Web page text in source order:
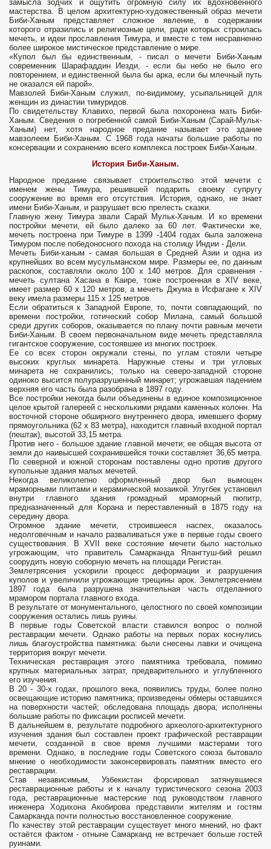
замысла зодчих и ощутить огромную силу их вдохновенного
мастерства. В целом архитектурно-художественный образ мечети
Биби-Ханым представляет сложное явление, в содержании
которого отразились и религиозные цели, ради которых строилась
мечеть, и идеи прославления Тимура, и вместе с тем несравненно
более широкое мистическое представление о мире.
«Купол был бы единственным, - писал о мечети Биби-Ханым
современник Шарафаддин Иезди, - если бы небо не было его
повторением, и единственной была бы арка, если бы млечный путь
не оказался ей парой».
Мавзолей Биби-Ханым служил, по-видимому, усыпальницей для
женщин из династии тимуридов.
По свидетельству Клавихо, первой была похоронена мать Биби-
Ханым. Сведения о погребенной самой Биби-Ханым (Сарай-Мульк-
Ханым) нет, хотя народное предание называет это здание
мавзолеем Биби-Ханым. С 1968 года начаты большие работы по
консервации и сохранению всего комплекса построек Биби-Ханым.
История Биби-Ханым.
Народное предание связывает строительство этой мечети с
именем жены Тимура, решившей подарить своему супругу
сооружение во время его отсутствия. История, однако, не знает
имени Биби-Ханым, и разрушает всю прелесть сказки.
Главную жену Тимура звали Сарай Мульк-Ханым. И ко времени
постройки мечети, ей было далеко за 60 лет. Фактически же,
мечеть построена при Тимуре в 1399 -1404 годах была заложена
Тимуром после победоносного похода на столицу Индии - Дели.
Мечеть Биби-ханым - самая большая в Средней Азии и одна из
крупнейших во всем мусульманском мире. Размеры ее, по данным
раскопок, составляли около 100 х 140 метров. Для сравнения -
мечеть султана Хасана в Каире, тоже построенная в XIV веке,
имеет размер 60 х 120 метров, а мечеть Джума в Исфагане к XIV
веку имела размеры 115 х 125 метров.
Если обратиться к Западной Европе, то, почти совпадающий, по
времени постройки, готический собор Милана, самый большой
среди других соборов, оказывается по плану почти равным мечети
Биби-Ханым. В своем первоначальном виде мечеть представляла
гигантское сооружение, состоявшее из многих построек.
Ее со всех сторон окружали стены, по углам стояли четыре
высоких круглых минарета. Наружные стены и три угловых
минарета не сохранились; только на северо-западной стороне
одиноко высится полуразрушенный минарет; угрожавшая падением
верхняя его часть была разобрана в 1897 году.
Все постройки некогда были объединены в единое композиционное
целое крытой галереей с несколькими рядами каменных колонн. На
восточной стороне обширного внутреннего двора, имевшего форму
прямоугольника (62 х 83 метра), находится главный входной портал
(пештак), высотой 33,15 метра.
Против него - большое здание главной мечети; ее общая высота от
земли до наивысшей сохранившейся точки составляет 36,65 метра.
По северной и южной сторонам поставлены одно против другого
купольные здания малых мечетей.
Некогда великолепно оформленный двор был вымощен
мраморными плитами и керамической мозаикой. Улугбек установил
внутри главного здания громадный мраморный пюпитр,
предназначенный для Корана и переставленный в 1875 году на
середину двора.
Огромное здание мечети, строившееся наспех, оказалось
недолговечным и начало разваливаться уже в первые годы своего
существования. В XVII веке состояние мечети было настолько
угрожающим, что правитель Самарканда Ялангтуш-бий решил
соорудить новую соборную мечеть на площади Регистан.
Землетрясения ускорили процесс деформации и разрушения
куполов и увеличили угрожающие трещины арок. Землетрясением
1897 года была разрушена значительная часть отделанного
мрамором портала главного входа.
В результате от монументального, целостного по своей композиции
сооружения остались лишь руины.
В первые годы Советской власти ставился вопрос о полной
реставрации мечети. Однако работы на первых порах коснулись
лишь благоустройства памятника: были снесены лавки и очищена
территория вокруг мечети.
Техническая реставрация этого памятника требовала, помимо
крупных материальных затрат, предварительного и углубленного
его изучения.
В 20 - 30-х годах, прошлого века, появились труды, более полно
освещающие историю памятника; произведены обмеры оставшихся
на поверхности частей; обследована площадь двора; исполнены
большие работы по фиксации росписей мечети.
В дальнейшем в, результате подробного археолого-архитектурного
изучения здания был составлен проект графической реставрации
мечети, созданной в свое время лучшими мастерами того
времени. Однако, в последние годы Советского союза бытовало
мнение о необходимости законсервировать памятник вместо его
реставрации.
Став независимым, Узбекистан форсировал затянувшиеся
реставрационные работы и к началу туристического сезона 2003
года, реставрационные мастерские под руководством главного
инженера Ходихона Акобирова представили жителям и гостям
Самарканда почти полностью восстановленное сооружение.
По качеству этой реставрации существует много мнений, но факт
остаётся фактом - отныне Самарканд не встречает больше гостей
руинами.